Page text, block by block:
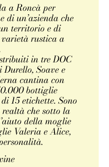
a Roncà per
di un’azienda che
territorio e di
rustica a
in tre DOC
Soave e
cantina con
bottiglie
15 etichette. Sono
che sotto la
della moglie
Valeria e Alice,